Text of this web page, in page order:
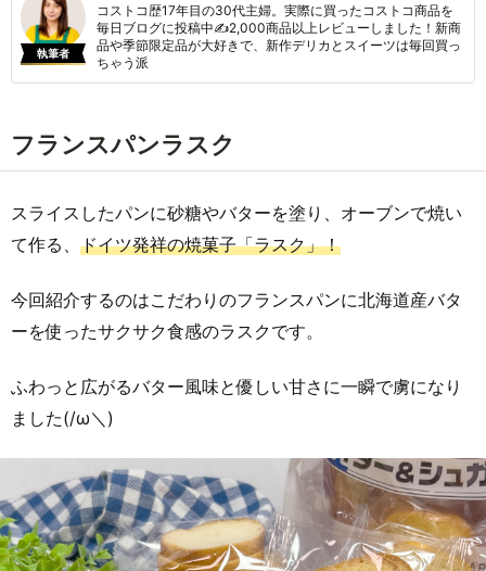
執筆者
コストコ歴17年目の30代主婦。実際に買ったコストコ商品を
毎日ブログに投稿中✍2,000商品以上レビューしました！新商
品や季節限定品が大好きで、新作デリカとスイーツは毎回買っ
ちゃう派
フランスパンラスク
スライスしたパンに砂糖やバターを塗り、オーブンで焼い
て作る、 ドイツ発祥の焼菓子「ラスク」！
今回紹介するのはこだわりのフランスパンに北海道産バタ
ーを使ったサクサク食感のラスクです。
ふわっと広がるバター風味と優しい甘さに一瞬で虜になり
ました(/ω＼)